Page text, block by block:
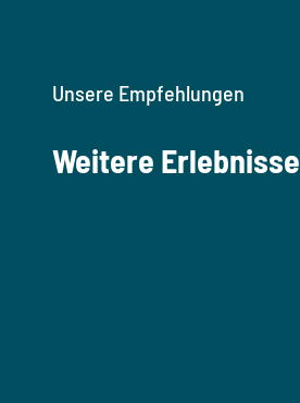
Unsere Empfehlungen
Weitere Erlebnisse